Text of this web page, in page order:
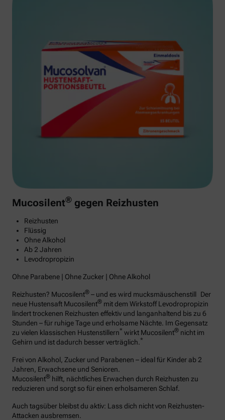
Mucosilent® gegen Reizhusten
Reizhusten
Flüssig
Ohne Alkohol
Ab 2 Jahren
Levodropropizin
Ohne Parabene | Ohne Zucker | Ohne Alkohol
Reizhusten? Mucosilent® – und es wird mucksmäuschenstill Der
neue Hustensaft Mucosilent® mit dem Wirkstoff Levodropropizin
lindert trockenen Reizhusten effektiv und langanhaltend bis zu 6
Stunden – für ruhige Tage und erholsame Nächte. Im Gegensatz
zu vielen klassischen Hustenstillern* wirkt Mucosilent® nicht im
Gehirn und ist dadurch besser verträglich. *
Frei von Alkohol, Zucker und Parabenen – ideal für Kinder ab 2
Jahren, Erwachsene und Senioren.
Mucosilent® hilft, nächtliches Erwachen durch Reizhusten zu
reduzieren und sorgt so für einen erholsameren Schlaf.
Auch tagsüber bleibst du aktiv: Lass dich nicht von Reizhusten-
Attacken ausbremsen.